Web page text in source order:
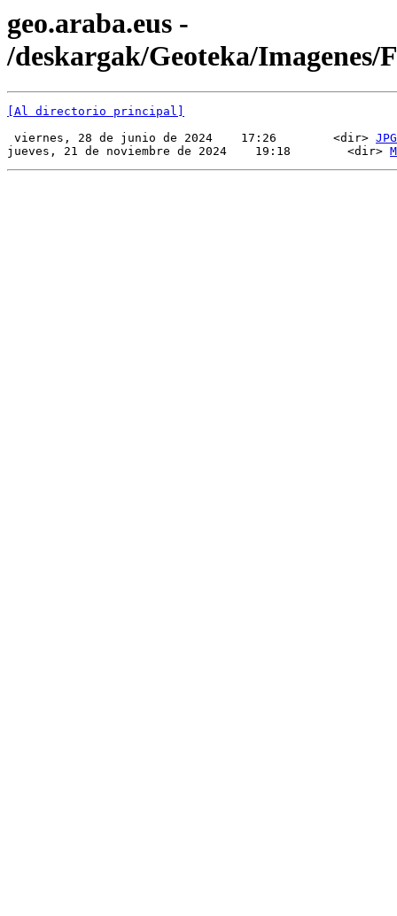
geo.araba.eus -
/deskargak/Geoteka/Imagenes/
[Al directorio principal]
viernes, 28 de junio de 2024    17:26        <dir> JPG
jueves, 21 de noviembre de 2024    19:18        <dir>